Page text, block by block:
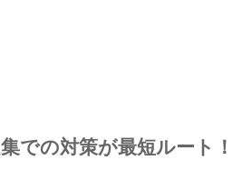
での対策が最短ルート！